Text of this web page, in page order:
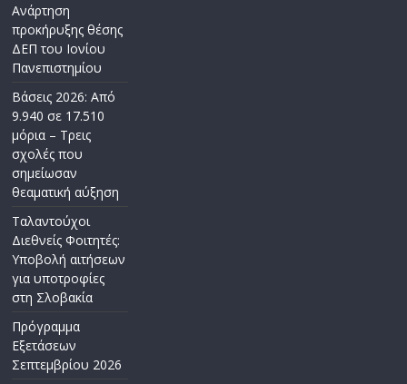
Ανάρτηση
προκήρυξης θέσης
ΔΕΠ του Ιονίου
Πανεπιστημίου
Βάσεις 2026: Από
9.940 σε 17.510
μόρια – Τρεις
σχολές που
σημείωσαν
θεαματική αύξηση
Ταλαντούχοι
Διεθνείς Φοιτητές:
Υποβολή αιτήσεων
για υποτροφίες
στη Σλοβακία
Πρόγραμμα
Εξετάσεων
Σεπτεμβρίου 2026